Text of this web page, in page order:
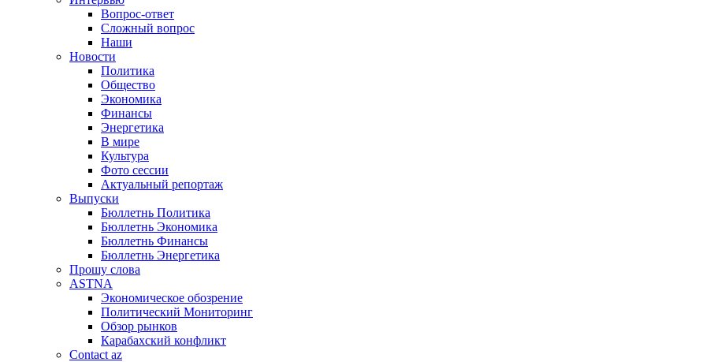
Вопрос-ответ
Сложный вопрос
Наши
Новости
Политика
Общество
Экономика
Финансы
Энергетика
В мире
Культура
Фото сессии
Актуальный репортаж
Выпуски
Бюллетнь Политика
Бюллетнь Экономика
Бюллетнь Финансы
Бюллетнь Энергетика
Прошу слова
ASTNA
Экономическое обозрение
Политический Мониторинг
Обзор рынков
Карабахский конфликт
Contact az